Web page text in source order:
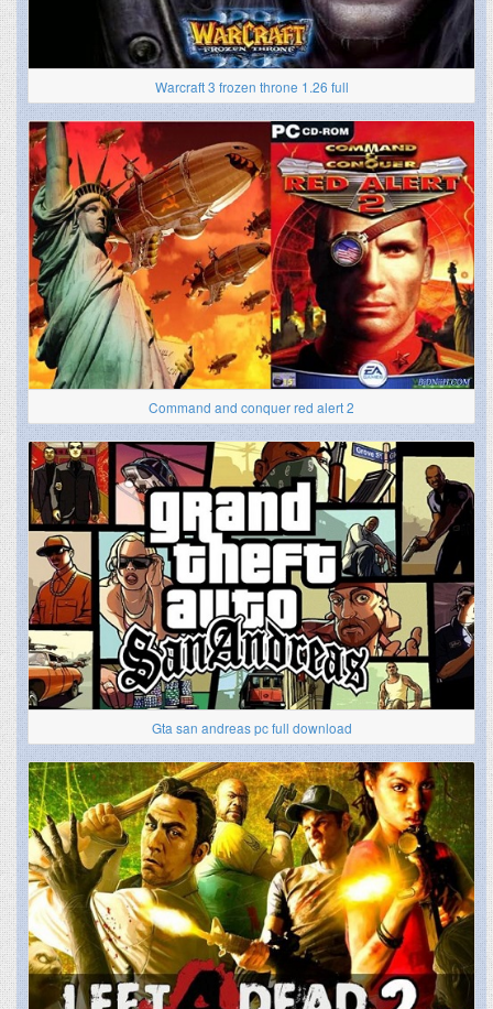
Warcraft 3 frozen throne 1.26 full
Command and conquer red alert 2
Gta san andreas pc full download